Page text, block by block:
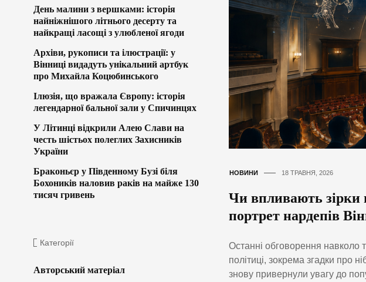
НОВИНИ 18 ТРАВНЯ, 2026
Чи впливають зірки
портрет нардепів
Останні обговорення навколо
політиці, зокрема згадки про
знову привернули увагу до
День малини з вершками: історія
найніжнішого літнього десерту та
найкращі ласощі з улюбленої ягоди
Архіви, рукописи та ілюстрації: у
Вінниці видадуть унікальний артбук
про Михайла Коцюбинського
Ілюзія, що вражала Європу: історія
легендарної бальної зали у Спичинцях
У Літинці відкрили Алею Слави на
честь шістьох полеглих Захисників
України
Браконьєр у Південному Бузі біля
Бохоників наловив раків на майже 130
тисяч гривень
Категорії
Авторський матеріал